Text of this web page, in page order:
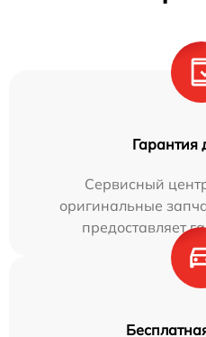
Гарантия
Сервисный
оригинальные
предоставляет